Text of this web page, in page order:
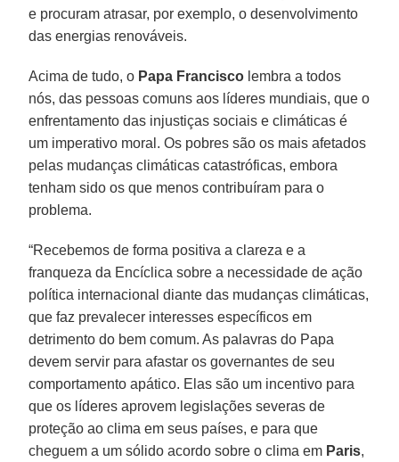
e procuram atrasar, por exemplo, o desenvolvimento
das energias renováveis.
Acima de tudo, o Papa Francisco lembra a todos
nós, das pessoas comuns aos líderes mundiais, que o
enfrentamento das injustiças sociais e climáticas é
um imperativo moral. Os pobres são os mais afetados
pelas mudanças climáticas catastróficas, embora
tenham sido os que menos contribuíram para o
problema.
“Recebemos de forma positiva a clareza e a
franqueza da Encíclica sobre a necessidade de ação
política internacional diante das mudanças climáticas,
que faz prevalecer interesses específicos em
detrimento do bem comum. As palavras do Papa
devem servir para afastar os governantes de seu
comportamento apático. Elas são um incentivo para
que os líderes aprovem legislações severas de
proteção ao clima em seus países, e para que
cheguem a um sólido acordo sobre o clima em Paris,